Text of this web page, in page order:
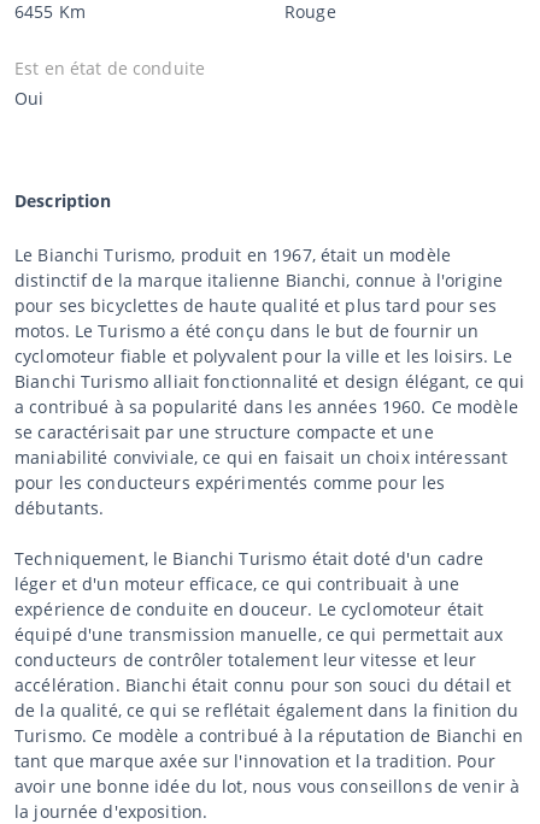
6455 Km
Rouge
Est en état de conduite
Oui
Description
Le Bianchi Turismo, produit en 1967, était un modèle
distinctif de la marque italienne Bianchi, connue à l'origine
pour ses bicyclettes de haute qualité et plus tard pour ses
motos. Le Turismo a été conçu dans le but de fournir un
cyclomoteur fiable et polyvalent pour la ville et les loisirs. Le
Bianchi Turismo alliait fonctionnalité et design élégant, ce qui
a contribué à sa popularité dans les années 1960. Ce modèle
se caractérisait par une structure compacte et une
maniabilité conviviale, ce qui en faisait un choix intéressant
pour les conducteurs expérimentés comme pour les
débutants.
Techniquement, le Bianchi Turismo était doté d'un cadre
léger et d'un moteur efficace, ce qui contribuait à une
expérience de conduite en douceur. Le cyclomoteur était
équipé d'une transmission manuelle, ce qui permettait aux
conducteurs de contrôler totalement leur vitesse et leur
accélération. Bianchi était connu pour son souci du détail et
de la qualité, ce qui se reflétait également dans la finition du
Turismo. Ce modèle a contribué à la réputation de Bianchi en
tant que marque axée sur l'innovation et la tradition. Pour
avoir une bonne idée du lot, nous vous conseillons de venir à
la journée d'exposition.